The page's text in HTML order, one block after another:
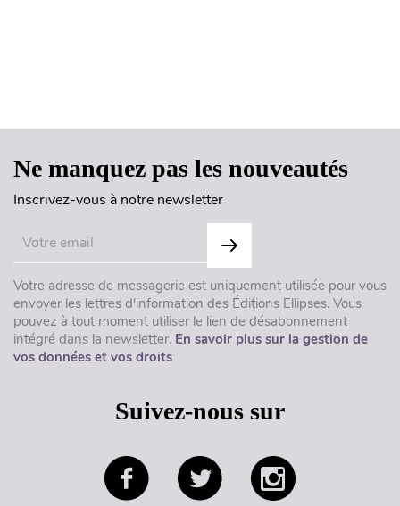
Ne manquez pas les nouveautés
Inscrivez-vous à notre newsletter
Votre adresse de messagerie est uniquement utilisée pour vous
envoyer les lettres d'information des Éditions Ellipses. Vous
pouvez à tout moment utiliser le lien de désabonnement
intégré dans la newsletter. En savoir plus sur la gestion de
vos données et vos droits
Suivez-nous sur